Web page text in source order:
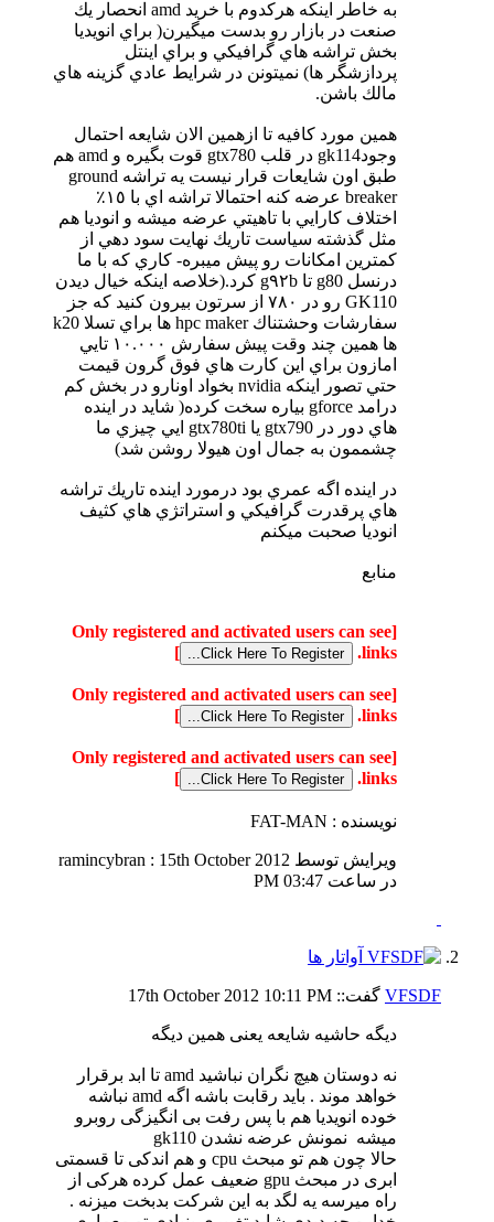
به خاطر اينكه هركدوم با خريد amd انحصار يك
صنعت در بازار رو بدست ميگيرن( براي انويديا
بخش تراشه هاي گرافيكي و براي اينتل
پردازشگر ها) نميتونن در شرايط عادي گزينه هاي
مالك باشن.
همين مورد كافيه تا ازهمين الان شايعه احتمال
وجودgk114 در قلب gtx780 قوت بگيره و amd هم
طبق اون شايعات قرار نيست يه تراشه ground
breaker عرضه كنه احتمالا تراشه اي با ١٥٪
اختلاف كارايي با تاهيتي عرضه ميشه و انوديا هم
مثل گذشته سياست تاريك نهايت سود دهي از
كمترين امكانات رو پيش ميبره- كاري كه با ما
درنسل g80 تا g٩٢b كرد.(خلاصه اينكه خيال ديدن
GK110 رو در ٧٨٠ از سرتون بيرون كنيد كه جز
سفارشات وحشتناك hpc maker ها براي تسلا k20
ها همين چند وقت پيش سفارش ١٠.٠٠٠ تايي
امازون براي اين كارت هاي فوق گرون قيمت
حتي تصور اينكه nvidia بخواد اونارو در بخش كم
درامد gforce بياره سخت كرده( شايد در اينده
هاي دور در gtx790 يا gtx780ti ايي چيزي ما
چشممون به جمال اون هيولا روشن شد)
در اينده اگه عمري بود درمورد اينده تاريك تراشه
هاي پرقدرت گرافيكي و استراتژي هاي كثيف
انوديا صحبت ميكنم
منابع
[Only registered and activated users can see
links.
]
[Only registered and activated users can see
links.
]
[Only registered and activated users can see
links.
]
نويسنده : FAT-MAN
ویرایش توسط ramincybran : 15th October 2012
در ساعت 03:47 PM
VFSDF گفت:: 17th October 2012 10:11 PM
دیگه حاشیه شایعه یعنی همین دیگه
نه دوستان هیچ نگران نباشید amd تا ابد برقرار
خواهد موند . باید رقابت باشه اگه amd نباشه
خوده انویدیا هم با پس رفت بی انگیزگی روبرو
میشه نمونش عرضه نشدن gk110
حالا چون هم تو مبحث cpu و هم اندکی تا قسمتی
ابری در مبحث gpu ضعیف عمل کرده هرکی از
راه میرسه یه لگد به این شرکت بدبخت میزنه .